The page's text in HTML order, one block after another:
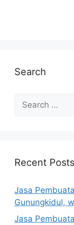
Search
Search
for:
Recent Posts
Jasa
Gunungkidul,
Jasa